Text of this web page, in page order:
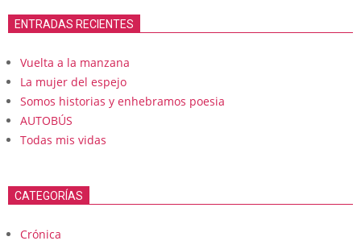
ENTRADAS RECIENTES
Vuelta a la manzana
La mujer del espejo
Somos historias y enhebramos poesia
AUTOBÚS
Todas mis vidas
CATEGORÍAS
Crónica